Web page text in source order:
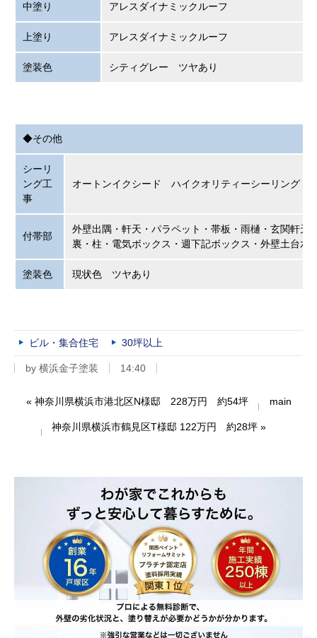
中塗り アレスダイナミックルーフ
上塗り アレスダイナミックルーフ
塗装色 シティグレー ツヤあり
◆その他
シーリ
ング工
事
オートンイクシード ハイクオリティーシーリング
付帯部
外壁出隅・軒天・パラペット・帯板・雨樋・玄関軒
裏・柱・電気ボックス・週下記ボックス・外壁土台
塗装色 現状色 ツヤあり
ビル・集合住宅 30坪以上
by 横浜金子塗装 14:40
« 神奈川県横浜市港北区N様邸 228万円 約54坪 main
神奈川県横浜市鶴見区T様邸 122万円 約28坪»